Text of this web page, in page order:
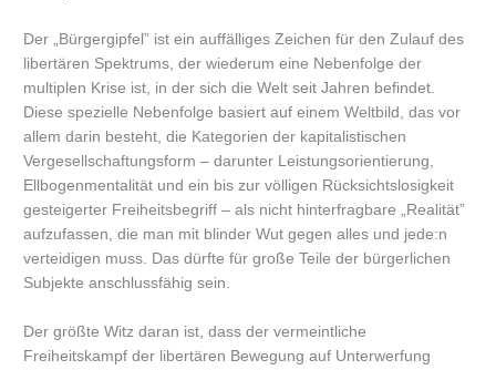
Der „Bürgergipfel” ist ein auffälliges Zeichen für den Zulauf des
libertären Spektrums, der wiederum eine Nebenfolge der
multiplen Krise ist, in der sich die Welt seit Jahren befindet.
Diese spezielle Nebenfolge basiert auf einem Weltbild, das vor
allem darin besteht, die Kategorien der kapitalistischen
Vergesellschaftungsform – darunter Leistungsorientierung,
Ellbogenmentalität und ein bis zur völligen Rücksichtslosigkeit
gesteigerter Freiheitsbegriff – als nicht hinterfragbare „Realität”
aufzufassen, die man mit blinder Wut gegen alles und jede:n
verteidigen muss. Das dürfte für große Teile der bürgerlichen
Subjekte anschlussfähig sein.
Der größte Witz daran ist, dass der vermeintliche
Freiheitskampf der libertären Bewegung auf Unterwerfung